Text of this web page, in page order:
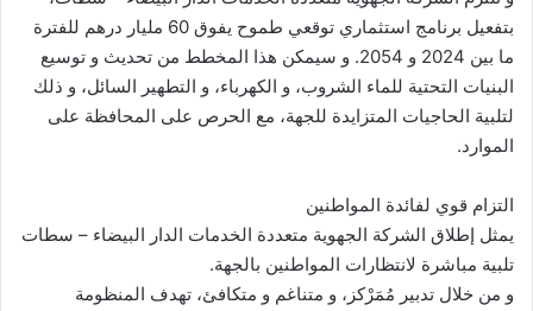
بتفعيل برنامج استثماري توقعي طموح يفوق 60 مليار درهم للفترة
ما بين 2024 و 2054. و سيمكن هذا المخطط من تحديث و توسيع
البنيات التحتية للماء الشروب، و الكهرباء، و التطهير السائل، و ذلك
لتلبية الحاجيات المتزايدة للجهة، مع الحرص على المحافظة على
الموارد.
التزام قوي لفائدة المواطنين
يمثل إطلاق الشركة الجهوية متعددة الخدمات الدار البيضاء – سطات
تلبية مباشرة لانتظارات المواطنين بالجهة.
و من خلال تدبير مُمَرْكز، و متناغم و متكافئ، تهدف المنظومة